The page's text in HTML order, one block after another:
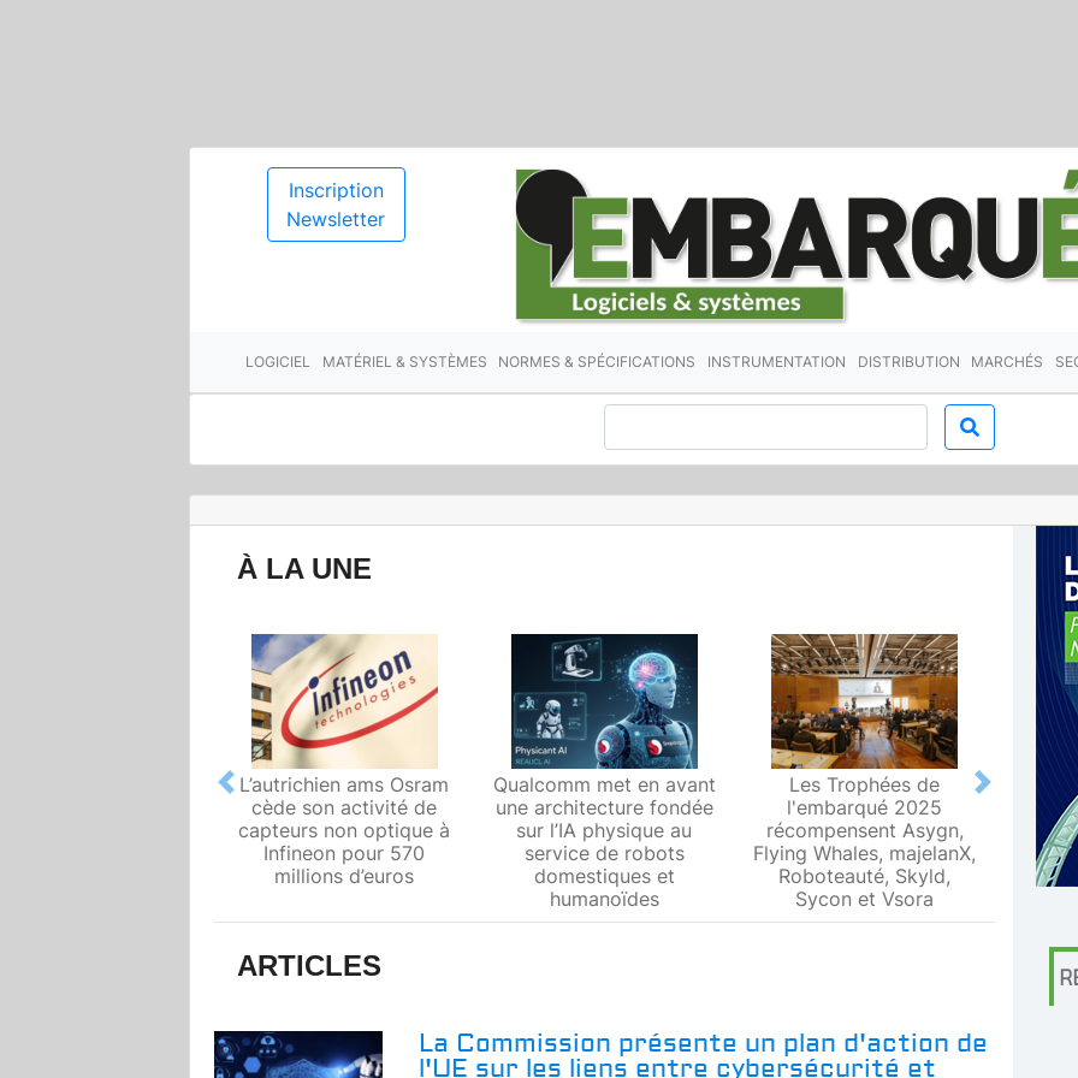
Inscription
Newsletter
LOGICIEL MATÉRIEL & SYSTÈMES NORMES & SPÉCIFICATIONS INSTRUMENTATION DISTRIBUTION MARCHÉS
À LA UNE
L’autrichien ams Osram
cède son activité de
capteurs non optique à
Infineon pour 570
millions d’euros
Qualcomm met en avant
une architecture fondée
sur l’IA physique au
service de robots
domestiques et
humanoïdes
Les Trophées de
l'embarqué 2025
récompensent Asygn,
Flying Whales, majelanX,
Roboteauté, Skyld,
Sycon et Vsora
Le
Previous Next
ARTICLES
La Commission présente un plan d'action de
l'UE sur les liens entre cybersécurité et